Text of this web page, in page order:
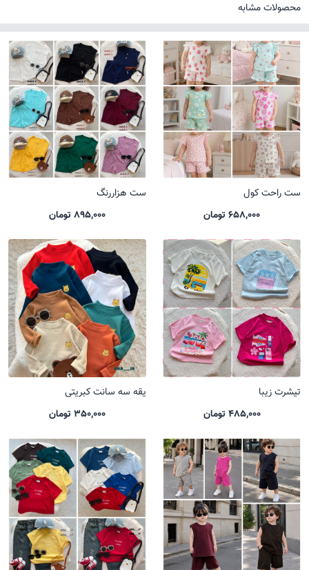
محصولات مشابه
ست راحت کول
658,000 تومان
ست هزاررنگ
895,000 تومان
تیشرت زیبا
485,000 تومان
یقه سه سانت کبریتی
350,000 تومان